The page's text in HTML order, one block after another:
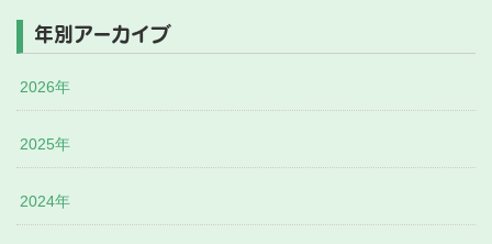
年別アーカイブ
2026年
2025年
2024年